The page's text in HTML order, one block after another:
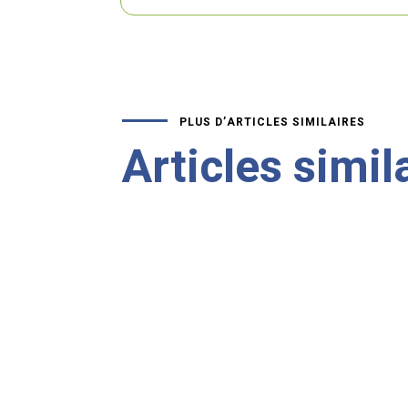
PLUS D’ARTICLES SIMILAIRES
Articles